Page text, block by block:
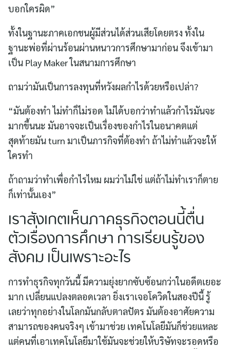
บอกใครผิด”
ทั้งในฐานะภาคเอกชนผู้มีส่วนได้ส่วนเสียโดยตรง ทั้งใน
ฐานะพ่อที่ผ่านร้อนผ่านหนาวการศึกษามาก่อน จึงเข้ามา
เป็น Play Maker ในสนามการศึกษา
ถามว่ามันเป็นการลงทุนที่หวังผลกำไรด้วยหรือเปล่า?
“มันต้องทำ ไม่ทำก็ไม่รอด ไม่ได้บอกว่าทำแล้วกำไรมันจะ
มากขึ้นนะ มันอาจจะเป็นเรื่องของกำไรในอนาคตแต่
สุดท้ายมัน turn มาเป็นภารกิจที่ต้องทำ ถ้าไม่ทำแล้วจะให้
ใครทำ
ถ้าถามว่าทำเพื่อกำไรไหม ผมว่าไม่ใช่ แต่ถ้าไม่ทำเราก็ตาย
ก็เท่านั้นเอง”
เราสังเกตเห็นภาคธุรกิจตอนนี้ตื่น
ตัวเรื่องการศึกษา การเรียนรู้ของ
สังคม เป็นเพราะอะไร
การทำธุรกิจทุกวันนี้ มีความยุ่งยากซับซ้อนกว่าในอดีตเยอะ
มาก เปลี่ยนแปลงตลอดเวลา ยิ่งเราเจอโควิดในสองปีนี้ รู้
เลยว่าทุกอย่างในโลกมันกลับตาลปัตร มันต้องอาศัยความ
สามารถของคนจริงๆ เข้ามาช่วย เทคโนโลยีมันก็ช่วยแหละ
แต่คนที่เอาเทคโนโลยีมาใช้มันจะช่วยให้บริษัทจะรอดหรือ